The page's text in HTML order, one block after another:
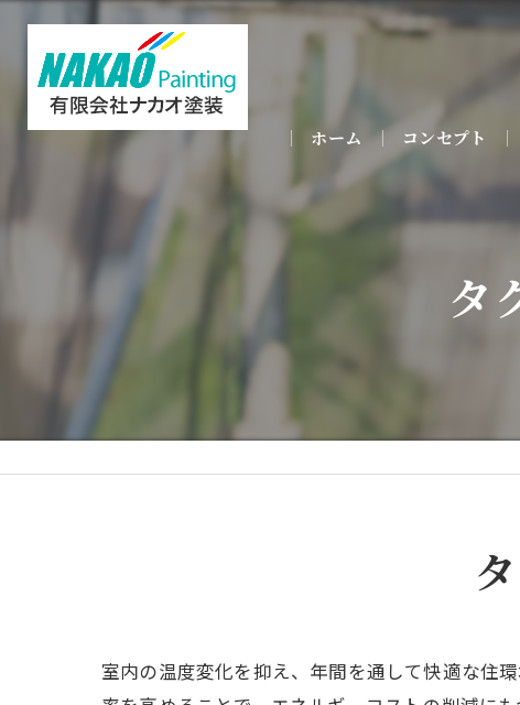
ホーム コンセプト
タ
室内の温度変化を抑え、年間を通して快適な住